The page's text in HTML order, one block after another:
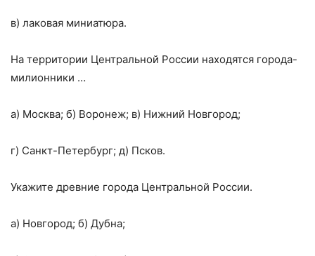
в) лаковая миниатюра.
На территории Центральной России находятся города-
милионники …
а) Москва; б) Воронеж; в) Нижний Новгород;
г) Санкт-Петербург; д) Псков.
Укажите древние города Центральной России.
а) Новгород; б) Дубна;